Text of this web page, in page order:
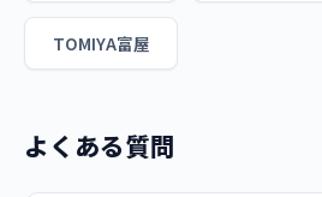
TOMIYA富屋
よくある質問